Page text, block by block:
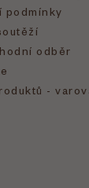
podmínky
odběr
-